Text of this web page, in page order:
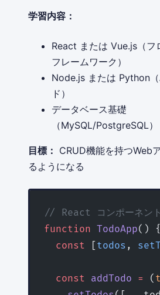
学習内容：
React または Vue.js（フ
フレームワーク）
Node.js または Python
ド）
データベース基礎
（MySQL/PostgreSQL）
目標： CRUD機能を持つWeb
るようになる
// React コンポーネン
function TodoApp() {
  const
[ todos ,
  const
addTodo = (